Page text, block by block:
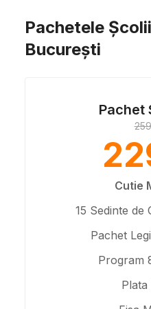
Pachetele
București
Pachet
Cutie
15 Sedinte de
Pachet
Program
Plata